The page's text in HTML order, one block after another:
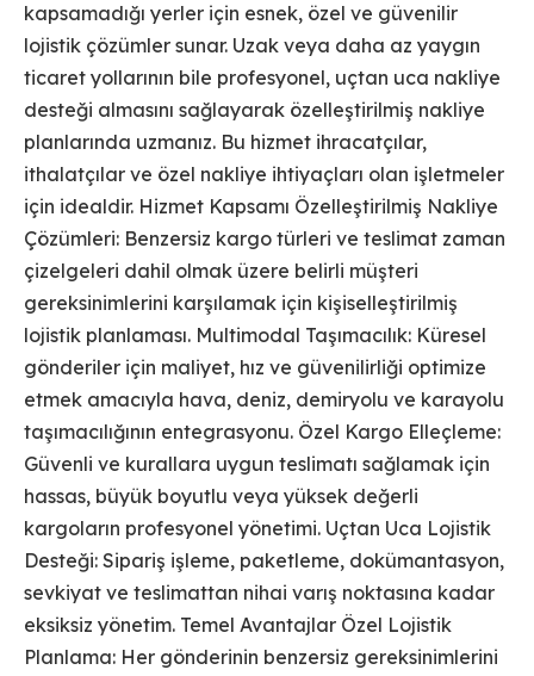
kapsamadığı yerler için esnek, özel ve güvenilir
lojistik çözümler sunar. Uzak veya daha az yaygın
ticaret yollarının bile profesyonel, uçtan uca nakliye
desteği almasını sağlayarak özelleştirilmiş nakliye
planlarında uzmanız. Bu hizmet ihracatçılar,
ithalatçılar ve özel nakliye ihtiyaçları olan işletmeler
için idealdir. Hizmet Kapsamı Özelleştirilmiş Nakliye
Çözümleri: Benzersiz kargo türleri ve teslimat zaman
çizelgeleri dahil olmak üzere belirli müşteri
gereksinimlerini karşılamak için kişiselleştirilmiş
lojistik planlaması. Multimodal Taşımacılık: Küresel
gönderiler için maliyet, hız ve güvenilirliği optimize
etmek amacıyla hava, deniz, demiryolu ve karayolu
taşımacılığının entegrasyonu. Özel Kargo Elleçleme:
Güvenli ve kurallara uygun teslimatı sağlamak için
hassas, büyük boyutlu veya yüksek değerli
kargoların profesyonel yönetimi. Uçtan Uca Lojistik
Desteği: Sipariş işleme, paketleme, dokümantasyon,
sevkiyat ve teslimattan nihai varış noktasına kadar
eksiksiz yönetim. Temel Avantajlar Özel Lojistik
Planlama: Her gönderinin benzersiz gereksinimlerini